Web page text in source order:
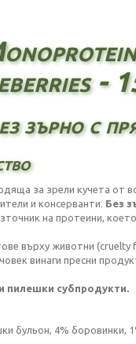
-
зърно с
за зрели кучета от
и консерванти. Без
на протеини,
върху животни (cruelty
винаги пресни
пилешки субпродукти.
бульон, 4% боровинки,